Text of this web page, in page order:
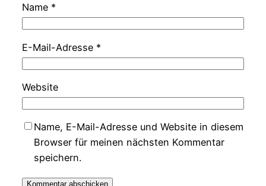
Name *
E-Mail-Adresse *
Website
Name, E-Mail-Adresse und Website in diesem
Browser für meinen nächsten Kommentar
speichern.